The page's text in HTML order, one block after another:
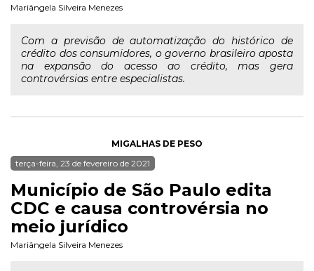
Mariângela Silveira Menezes
Com a previsão de automatização do histórico de
crédito dos consumidores, o governo brasileiro aposta
na expansão do acesso ao crédito, mas gera
controvérsias entre especialistas.
MIGALHAS DE PESO
terça-feira, 23 de fevereiro de 2021
Município de São Paulo edita
CDC e causa controvérsia no
meio jurídico
Mariângela Silveira Menezes